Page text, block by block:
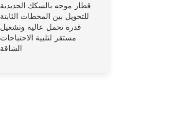
قطار موجه بالسكك الحديدية
للتحويل بين المحطات الثابتة
قدرة تحمل عالية وتشغيل
مستقر لتلبية الاحتياجات
الشاقة